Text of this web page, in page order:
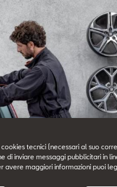
tecnici (necessari al suo
di inviare messaggi pubblicitari in
avere maggiori informazioni puoi